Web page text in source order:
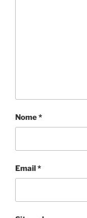
Nome*
Email*